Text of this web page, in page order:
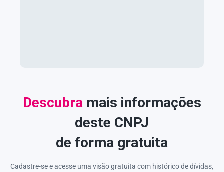
Descubra mais informações
deste CNPJ
de forma gratuita
Cadastre-se e acesse uma visão gratuita com histórico de dívidas,